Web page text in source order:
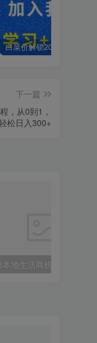
下一篇
，从0到1，
松日入300+